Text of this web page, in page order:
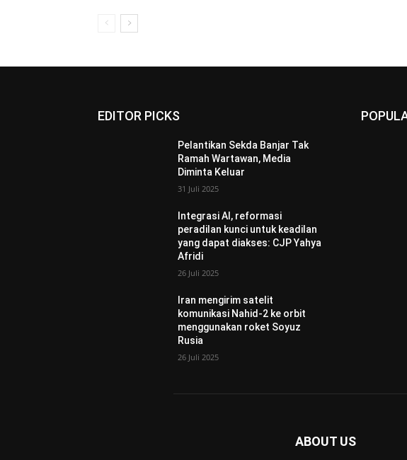
EDITOR PICKS
Pelantikan Sekda Banjar Tak
Ramah Wartawan, Media
Diminta Keluar
31 Juli 2025
Integrasi AI, reformasi
peradilan kunci untuk keadilan
yang dapat diakses: CJP Yahya
Afridi
26 Juli 2025
Iran mengirim satelit
komunikasi Nahid-2 ke orbit
menggunakan roket Soyuz
Rusia
26 Juli 2025
ABOUT US